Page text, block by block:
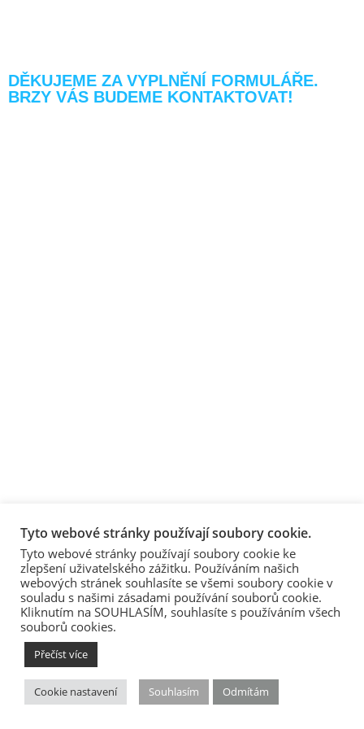
DĚKUJEME ZA VYPLNĚNÍ FORMULÁŘE.
BRZY VÁS BUDEME KONTAKTOVAT!
Tyto webové stránky používají soubory cookie.
Tyto webové stránky používají soubory cookie ke
zlepšení uživatelského zážitku. Používáním našich
webových stránek souhlasíte se všemi soubory cookie v
souladu s našimi zásadami používání souborů cookie.
Kliknutím na SOUHLASÍM, souhlasíte s používáním všech
souborů cookies.
Přečíst více
Cookie nastavení Souhlasím Odmítám